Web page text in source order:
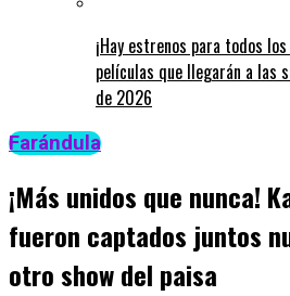
¡Hay estrenos para todos
películas que llegarán a las
de 2026
Farándula
¡Más unidos que nunca!
fueron captados juntos
otro show del paisa